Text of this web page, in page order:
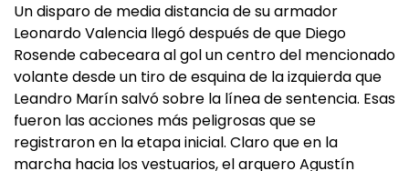
Un disparo de media distancia de su armador
Leonardo Valencia llegó después de que Diego
Rosende cabeceara al gol un centro del mencionado
volante desde un tiro de esquina de la izquierda que
Leandro Marín salvó sobre la línea de sentencia. Esas
fueron las acciones más peligrosas que se
registraron en la etapa inicial. Claro que en la
marcha hacia los vestuarios, el arquero Agustín